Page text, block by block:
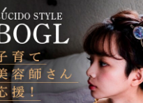
を選択 市区町村を選択
能ランク